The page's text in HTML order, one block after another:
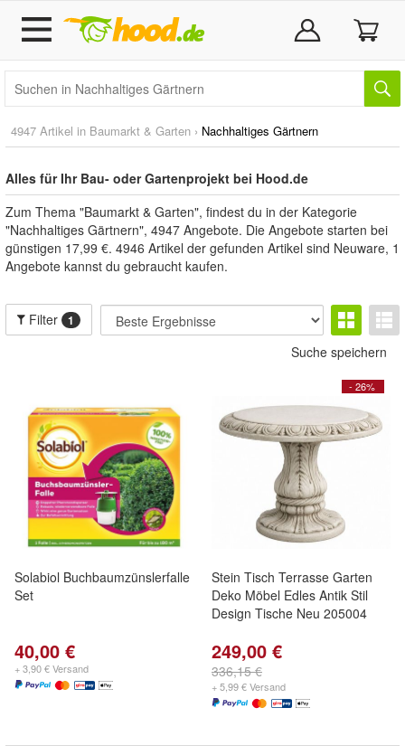
4947 Artikel in Baumarkt & Garten › Nachhaltiges Gärtnern
Alles für Ihr Bau- oder Gartenprojekt bei Hood.de
Zum Thema "Baumarkt & Garten", findest du in der Kategorie
"Nachhaltiges Gärtnern", 4947 Angebote. Die Angebote starten bei
günstigen 17,99 €. 4946 Artikel der gefunden Artikel sind Neuware, 1
Angebote kannst du gebraucht kaufen.
Filter 1
Suche speichern
Solabiol Buchbaumzünslerfalle
Set
40,00 €
+ 3,90 € Versand
- 26%
Stein Tisch Terrasse Garten
Deko Möbel Edles Antik Stil
Design Tische Neu 205004
249,00 €
336,15 €
+ 5,99 € Versand